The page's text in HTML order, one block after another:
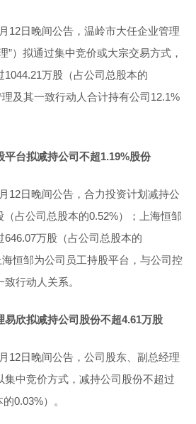
12日晚间公告，温岭市大任企业管理
”）拟通过集中竞价或大宗交易方式，
万股（占公司总股本的
及其一致行动人合计持有公司12.1%
平台拟减持公司不超1.19%股份
12日晚间公告，合力投资计划减持公
占公司总股本的0.52%）；上海恒邹
万股（占公司总股本的
恒邹为公司员工持股平台，与公司控
行动人关系。
易欣拟减持公司股份不超4.61万股
12日晚间公告，公司股东、副总经理
集中竞价方式，减持公司股份不超过
0.03%）。